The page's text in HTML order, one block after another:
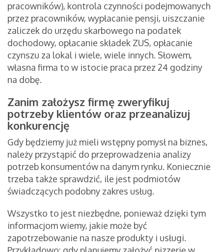
pracowników), kontrola czynności podejmowanych
przez pracowników, wypłacanie pensji, uiszczanie
zaliczek do urzędu skarbowego na podatek
dochodowy, opłacanie składek ZUS, opłacanie
czynszu za lokal i wiele, wiele innych. Słowem,
własna firma to w istocie praca przez 24 godziny
na dobę.
Zanim założysz firmę zweryfikuj
potrzeby klientów oraz przeanalizuj
konkurencję
Gdy będziemy już mieli wstępny pomysł na biznes,
należy przystąpić do przeprowadzenia analizy
potrzeb konsumentów na danym rynku. Koniecznie
trzeba także sprawdzić, ile jest podmiotów
świadczących podobny zakres usług.
Wszystko to jest niezbędne, ponieważ dzięki tym
informacjom wiemy, jakie może być
zapotrzebowanie na nasze produkty i usługi.